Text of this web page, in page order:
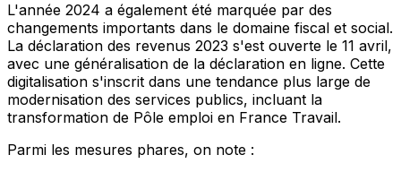
L'année 2024 a également été marquée par des
changements importants dans le domaine fiscal et social.
La déclaration des revenus 2023 s'est ouverte le 11 avril,
avec une généralisation de la déclaration en ligne. Cette
digitalisation s'inscrit dans une tendance plus large de
modernisation des services publics, incluant la
transformation de Pôle emploi en France Travail.
Parmi les mesures phares, on note :